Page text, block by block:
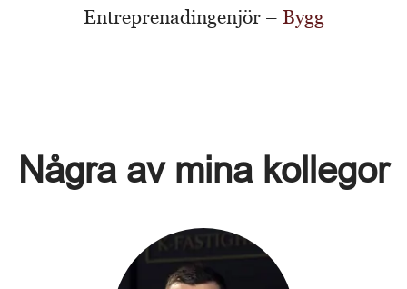
Entreprenadingenjör – Bygg
Några av mina kollegor